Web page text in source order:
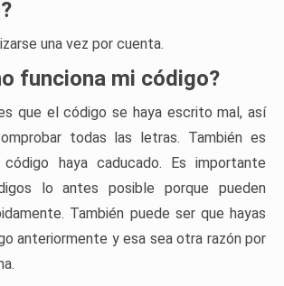
una vez por cuenta.
funciona mi código?
que el código se haya escrito mal, así
todas las letras. También es
haya caducado. Es importante
lo antes posible porque pueden
También puede ser que hayas
anteriormente y esa sea otra razón por